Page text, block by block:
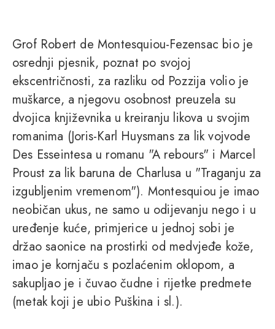
Grof Robert de Montesquiou-Fezensac bio je
osrednji pjesnik, poznat po svojoj
ekscentričnosti, za razliku od Pozzija volio je
muškarce, a njegovu osobnost preuzela su
dvojica književnika u kreiranju likova u svojim
romanima (Joris-Karl Huysmans za lik vojvode
Des Esseintesa u romanu "A rebours" i Marcel
Proust za lik baruna de Charlusa u "Traganju za
izgubljenim vremenom"). Montesquiou je imao
neobičan ukus, ne samo u odijevanju nego i u
uređenje kuće, primjerice u jednoj sobi je
držao saonice na prostirki od medvjeđe kože,
imao je kornjaču s pozlaćenim oklopom, a
sakupljao je i čuvao čudne i rijetke predmete
(metak koji je ubio Puškina i sl.).